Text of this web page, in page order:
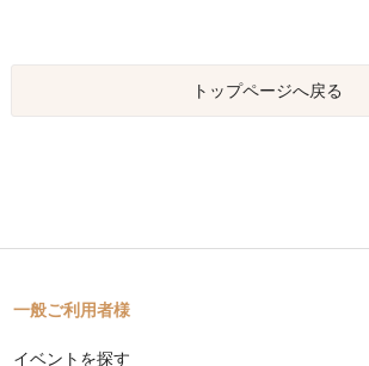
トップページへ戻る
一般ご利用者様
イベントを探す